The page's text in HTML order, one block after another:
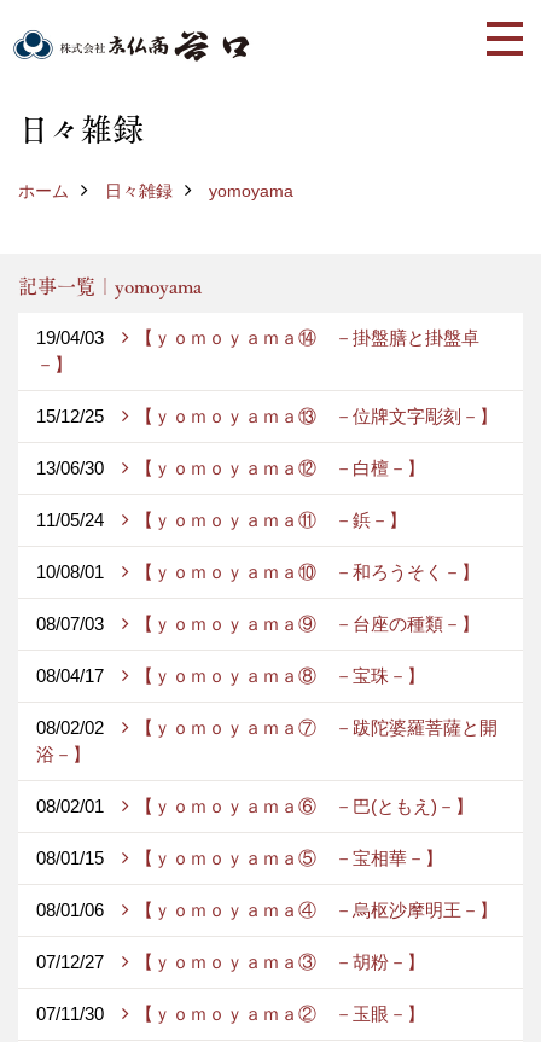
日々雑録
ホーム 日々雑録 yomoyama
記事一覧｜yomoyama
19/04/03
【ｙｏｍｏｙａｍａ⑭ －掛盤膳と掛盤卓
－】
15/12/25 【ｙｏｍｏｙａｍａ⑬ －位牌文字彫刻－】
13/06/30 【ｙｏｍｏｙａｍａ⑫ －白檀－】
11/05/24 【ｙｏｍｏｙａｍａ⑪ －鋲－】
10/08/01 【ｙｏｍｏｙａｍａ⑩ －和ろうそく－】
08/07/03 【ｙｏｍｏｙａｍａ⑨ －台座の種類－】
08/04/17 【ｙｏｍｏｙａｍａ⑧ －宝珠－】
08/02/02
【ｙｏｍｏｙａｍａ⑦ －跋陀婆羅菩薩と開
浴－】
08/02/01 【ｙｏｍｏｙａｍａ⑥ －巴(ともえ)－】
08/01/15 【ｙｏｍｏｙａｍａ⑤ －宝相華－】
08/01/06 【ｙｏｍｏｙａｍａ④ －烏枢沙摩明王－】
07/12/27 【ｙｏｍｏｙａｍａ③ －胡粉－】
07/11/30 【ｙｏｍｏｙａｍａ② －玉眼－】